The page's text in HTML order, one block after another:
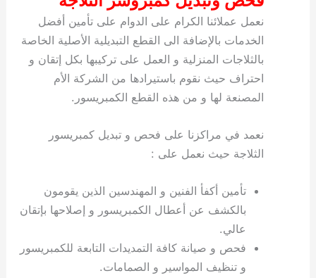
نعمل عملائنا الكرام على الدوام على تأمين أفضل
الخدمات بالإضافة الى القطع التبديلية الأصلية الخاصة
بالثلاجات المنزلية و العمل على تركيبها بكل إتقان و
احتراف حيث نقوم باستيرادها من الشركة الأم
المصنعة لها و من هذه القطع الكمبريسور.
نعمد في مراكزنا على فحص و تبديل كمبريسور
الثلاجة حيث نعمل على :
تأمين أكفأ الفنين و المهندسين الذين يقومون
بالكشف عن أعطال الكمبريسور و إصلاحها بإتقان
عالي.
فحص و صيانة كافة التمديدات التابعة للكمبريسور
و تنظيف المواسير و الصمامات.